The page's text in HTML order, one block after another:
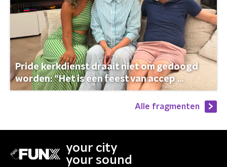
Pride kerkdienst draait niet om gedoogd
worden: “Het is een feest van accep ...
Alle fragmenten
your city
your sound